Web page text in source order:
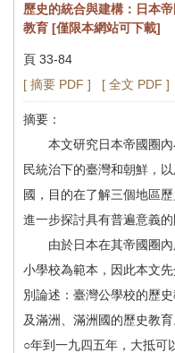
歷史的統合與建構：日本
教育 [僅限本網站可下載]
頁 33-84
[ 摘要 PDF ]
[ 全文 PDF ]
摘要：
本文研究日本帝國圈內
民統治下的臺灣和朝鮮，
國，目的在了解三個地區
進一步探討具有普遍意義
由於日本在其帝國圈內
小學校為範本，因此本文
別論述：臺灣公學校的歷
及滿洲、滿洲國的歷史教
○年到一九四五年，大抵可